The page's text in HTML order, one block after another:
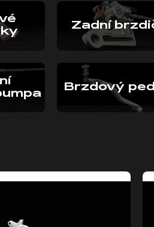
Zadní
Brzdový